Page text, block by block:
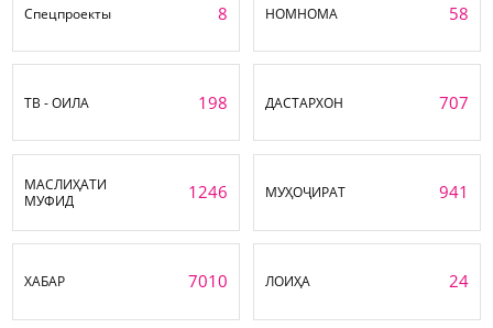
Спецпроекты 8 НОМНОМА 58
ТВ - ОИЛА 198 ДАСТАРХОН 707
МАСЛИҲАТИ
МУФИД
1246 МУҲОҶИРАТ 941
ХАБАР 7010 ЛОИҲА 24